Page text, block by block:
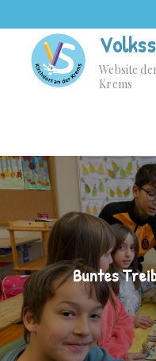
Website
Krems
Buntes